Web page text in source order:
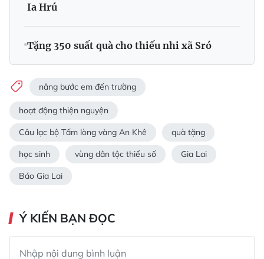
Ia Hrú
Tặng 350 suất quà cho thiếu nhi xã Sró
nâng bước em đến trường
hoạt động thiện nguyện
Câu lạc bộ Tấm lòng vàng An Khê quà tặng
học sinh vùng dân tộc thiểu số Gia Lai
Báo Gia Lai
Ý KIẾN BẠN ĐỌC